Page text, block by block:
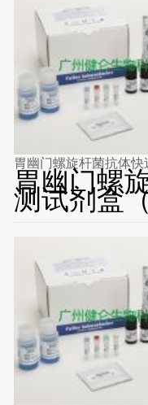
胃幽门螺旋杆菌抗体快
胃幽门螺
测试剂盒